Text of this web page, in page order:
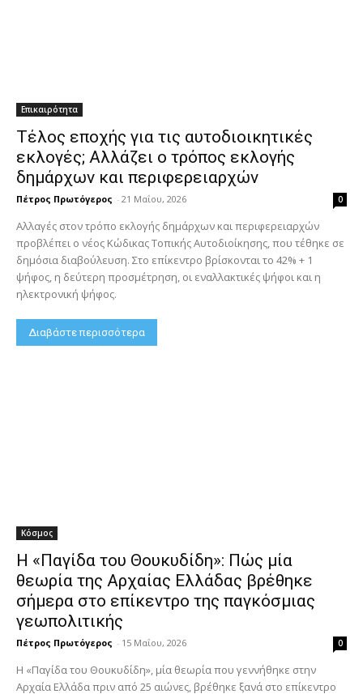
Επικαιρότητα
Τέλος εποχής για τις αυτοδιοικητικές
εκλογές; Αλλάζει ο τρόπος εκλογής
δημάρχων και περιφερειαρχών
Πέτρος Πρωτόγερος - 21 Μαΐου, 2026 0
Αλλαγές στον τρόπο εκλογής δημάρχων και περιφερειαρχών
προβλέπει ο νέος Κώδικας Τοπικής Αυτοδιοίκησης, που τέθηκε σε
δημόσια διαβούλευση. Στο επίκεντρο βρίσκονται το 42% + 1
ψήφος, η δεύτερη προσμέτρηση, οι εναλλακτικές ψήφοι και η
ηλεκτρονική ψήφος.
Διαβάστε περισσότερα
Κόσμος
Η «Παγίδα του Θουκυδίδη»: Πώς μία
θεωρία της Αρχαίας Ελλάδας βρέθηκε
σήμερα στο επίκεντρο της παγκόσμιας
γεωπολιτικής
Πέτρος Πρωτόγερος - 15 Μαΐου, 2026 0
Η «Παγίδα του Θουκυδίδη», μία θεωρία που γεννήθηκε στην
Αρχαία Ελλάδα πριν από 25 αιώνες, βρέθηκε ξανά στο επίκεντρο